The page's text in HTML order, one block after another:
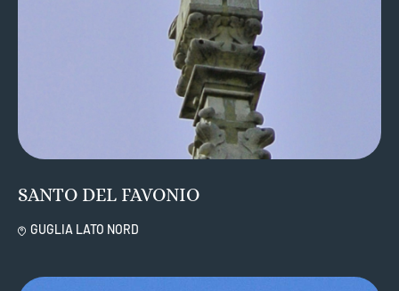
SANTO DEL FAVONIO
GUGLIA LATO NORD